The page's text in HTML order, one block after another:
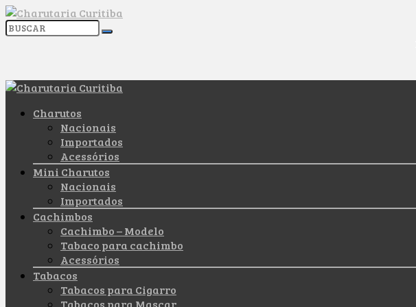
Charutos
Nacionais
Importados
Acessórios
Mini Charutos
Nacionais
Importados
Cachimbos
Cachimbo – Modelo
Tabaco para cachimbo
Acessórios
Tabacos
Tabacos para Cigarro
Tabacos para Mascar